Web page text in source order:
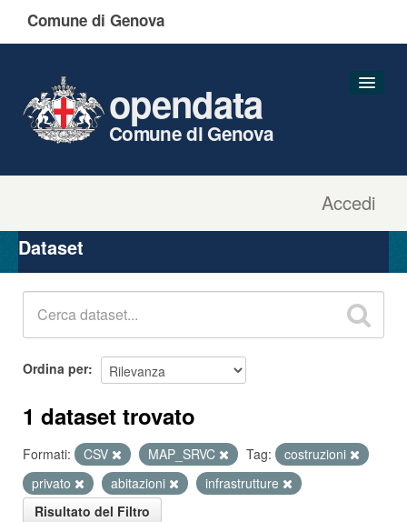
Comune di Genova
Accedi
opendata
Comune di Genova
Organizzazioni
Gruppi
Dataset
Ordina per
1 dataset trovato
Formati: CSV MAP_SRVC Tag:
costruzioni
privato
abitazioni
infrastrutture
Risultato del Filtro